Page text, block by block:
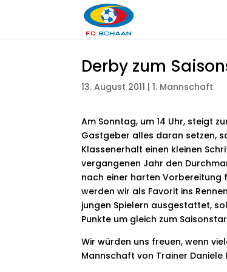
Derby zum
13. August 2011 |1. Mannschaft
Am Sonntag, um 14 Uhr, steigt
Gastgeber alles daran setzen,
Klassenerhalt einen kleinen
vergangenen Jahr den
nach einer harten Vorbereitung
werden wir als Favorit ins
jungen Spielern ausgestattet,
Punkte um gleich zum
Wir würden uns freuen, wenn
Mannschaft von Trainer Daniele